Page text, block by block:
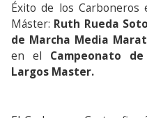
Éxito de los Carboneros
Máster: Ruth Rueda Soto
de Marcha Media
en el Campeonato
Largos Master.